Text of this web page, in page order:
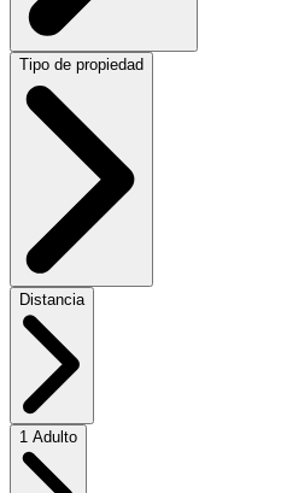
Tipo de propiedad
Distancia
1 Adulto